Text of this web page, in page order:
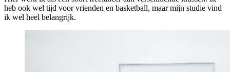
heb ook wel tijd voor vrienden en basketball, maar mijn studie vind
ik wel heel belangrijk.